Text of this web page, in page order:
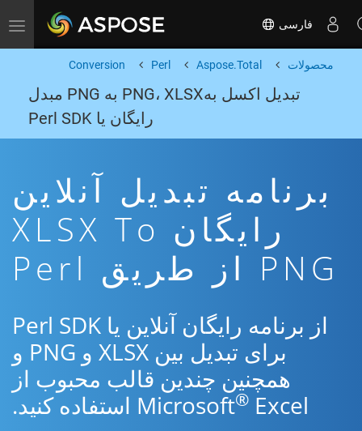
Toggle navigation فارسی
محصولات Aspose.Total
Perl
Conversion
تبدیل اکسل بهPNG، XLSX به PNG مبدل
رایگان یا Perl SDK
برنامه تبدیل آنلاین
رایگان XLSX To
PNG از طریق Perl
از برنامه رایگان آنلاین یا Perl SDK
برای تبدیل بین XLSX و PNG و
همچنین چندین قالب محبوب از
Microsoft® Excel استفاده کنید.